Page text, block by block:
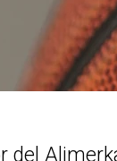
del